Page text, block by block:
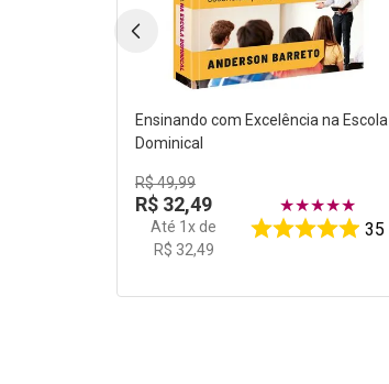
Ensinando com Excelência na Escola
Dominical
R$49,99
R$ 32,49
Até 1x de
R$ 32,49
★★★★★
35